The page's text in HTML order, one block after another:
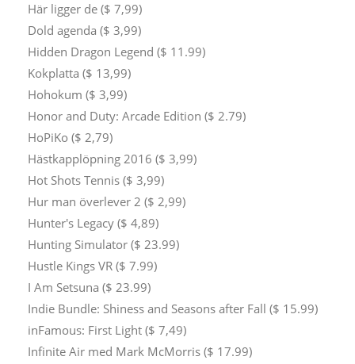
Här ligger de ($ 7,99)
Dold agenda ($ 3,99)
Hidden Dragon Legend ($ 11.99)
Kokplatta ($ 13,99)
Hohokum ($ 3,99)
Honor and Duty: Arcade Edition ($ 2.79)
HoPiKo ($ 2,79)
Hästkapplöpning 2016 ($ 3,99)
Hot Shots Tennis ($ 3,99)
Hur man överlever 2 ($ 2,99)
Hunter's Legacy ($ 4,89)
Hunting Simulator ($ 23.99)
Hustle Kings VR ($ 7.99)
I Am Setsuna ($ 23.99)
Indie Bundle: Shiness and Seasons after Fall ($ 15.99)
inFamous: First Light ($ 7,49)
Infinite Air med Mark McMorris ($ 17.99)